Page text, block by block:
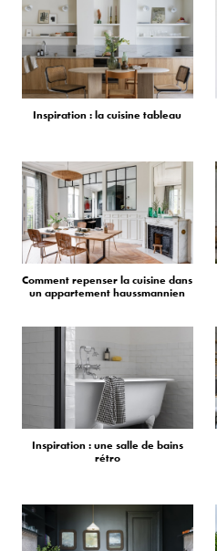
Inspiration : la cuisine tableau
Comment repenser la cuisine dans
un appartement haussmannien
Inspiration : une salle de bains
rétro